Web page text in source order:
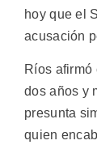
hoy que el
acusación
Ríos afirmó
dos años y
presunta
quien